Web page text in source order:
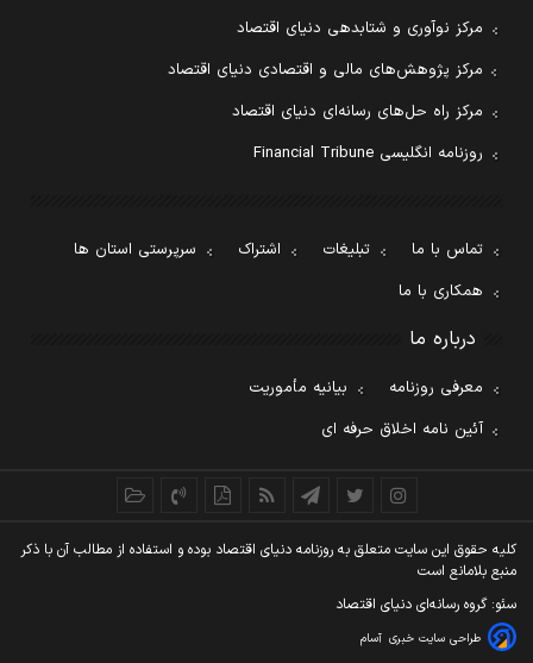
مرکز نوآوری و شتابدهی دنیای اقتصاد
مرکز پژوهش‌های مالی و اقتصادی دنیای اقتصاد
مرکز راه حل‌های رسانه‌ای دنیای اقتصاد
روزنامه انگلیسی Financial Tribune
تماس با ما تبلیغات اشتراک
سرپرستی استان ها
همکاری با ما
درباره ما
معرفی روزنامه
بیانیه مأموریت
آئین نامه اخلاق حرفه ای
کليه حقوق اين سايت متعلق به روزنامه دنيای اقتصاد بوده و استفاده از مطالب آن با ذکر
منبع بلامانع است
سئو: گروه رسانه‌ای دنیای اقتصاد
طراحی سایت خبری آسام